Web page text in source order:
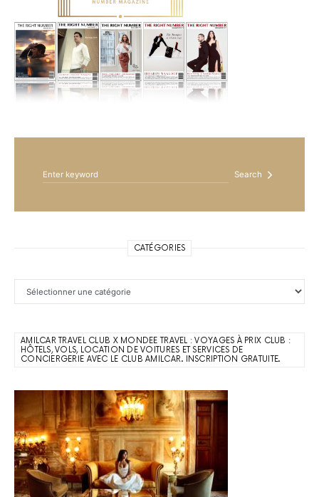
Search
CATÉGORIES
AMILCAR TRAVEL CLUB X MONDEE TRAVEL : VOYAGES À PRIX CLUB :
HÔTELS, VOLS, LOCATION DE VOITURES ET SERVICES DE
CONCIERGERIE AVEC LE CLUB AMILCAR. INSCRIPTION GRATUITE.